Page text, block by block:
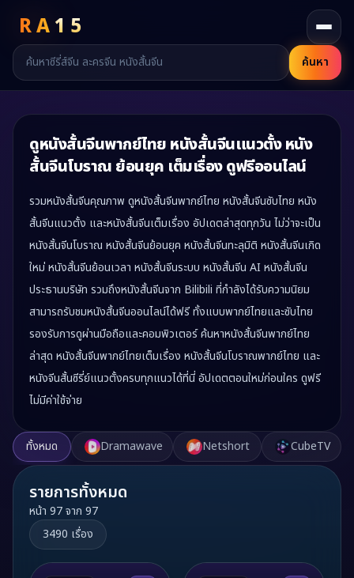
RA15
ค้นหา
ดูหนังสั้นจีนพากย์ไทย หนังสั้นจีนแนวตั้ง หนัง
สั้นจีนโบราณ ย้อนยุค เต็มเรื่อง ดูฟรีออนไลน์
รวมหนังสั้นจีนคุณภาพ ดูหนังสั้นจีนพากย์ไทย หนังสั้นจีนซับไทย หนัง
สั้นจีนแนวตั้ง และหนังสั้นจีนเต็มเรื่อง อัปเดตล่าสุดทุกวัน ไม่ว่าจะเป็น
หนังสั้นจีนโบราณ หนังสั้นจีนย้อนยุค หนังสั้นจีนทะลุมิติ หนังสั้นจีนเกิด
ใหม่ หนังสั้นจีนย้อนเวลา หนังสั้นจีนระบบ หนังสั้นจีน AI หนังสั้นจีน
ประธานบริษัท รวมถึงหนังสั้นจีนจาก Bilibili ที่กำลังได้รับความนิยม
สามารถรับชมหนังสั้นจีนออนไลน์ได้ฟรี ทั้งแบบพากย์ไทยและซับไทย
รองรับการดูผ่านมือถือและคอมพิวเตอร์ ค้นหาหนังสั้นจีนพากย์ไทย
ล่าสุด หนังสั้นจีนพากย์ไทยเต็มเรื่อง หนังสั้นจีนโบราณพากย์ไทย และ
หนังจีนสั้นซีรี่ย์แนวตั้งครบทุกแนวได้ที่นี่ อัปเดตตอนใหม่ก่อนใคร ดูฟรี
ไม่มีค่าใช้จ่าย
ทั้งหมด Dramawave Netshort CubeTV
รายการทั้งหมด
หน้า 97จาก 97
3490 เรื่อง